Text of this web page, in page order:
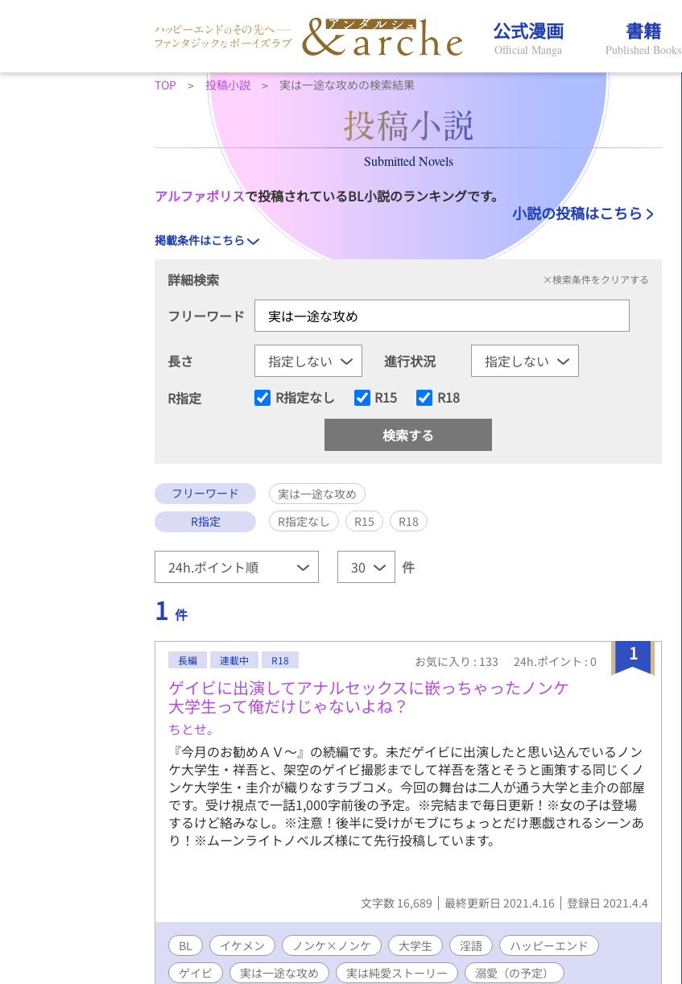
公式漫画
Official Manga
書籍
Published Books
TOP 投稿小説 実は一途な攻めの検索結果
Submitted Novels
アルファポリスで投稿されているBL小説のランキングです。
小説の投稿はこちら
掲載条件はこちら
詳細検索 ×検索条件をクリアする
フリーワード
長さ
進行状況
R指定
R指定なし R15 R18
フリーワード
実は一途な攻め
R指定
R指定なし R15 R18
件
1 件
1
長編 連載中 R18 お気に入り : 133 24h.ポイント : 0
ゲイビに出演してアナルセックスに嵌っちゃったノンケ
大学生って俺だけじゃないよね？
ちとせ。
『今月のお勧めＡＶ～』の続編です。未だゲイビに出演したと思い込んでいるノン
ケ大学生・祥吾と、架空のゲイビ撮影までして祥吾を落とそうと画策する同じくノ
ンケ大学生・圭介が織りなすラブコメ。今回の舞台は二人が通う大学と圭介の部屋
です。受け視点で一話1,000字前後の予定。※完結まで毎日更新！※女の子は登場
するけど絡みなし。※注意！後半に受けがモブにちょっとだけ悪戯されるシーンあ
り！※ムーンライトノベルズ様にて先行投稿しています。
文字数 16,689 最終更新日 2021.4.16 登録日 2021.4.4
BL イケメン ノンケ×ノンケ 大学生 淫語
ハッピーエンド
ゲイビ
実は一途な攻め 実は純愛ストーリー 溺愛（の予定）